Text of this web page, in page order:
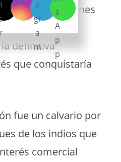
otras expediciones
la llegada de
definitiva
que conquistaría
fue un calvario por
de los indios que
comercial